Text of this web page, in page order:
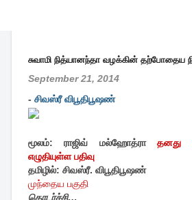
சுவாமி நித்யானந்தா வழக்கின் தற்போதைய
September 21, 2014
- சிவஸ்ரீ விபூதிபூஷண்
மூலம்: ராஜிவ் மல்ஹோத்ராதனது
எழுதியுள்ள பதிவு
தமிழில்: சிவஸ்ரீ. விபூதிபூஷண்
முந்தைய பகுதி
தொடர்ச்சி…